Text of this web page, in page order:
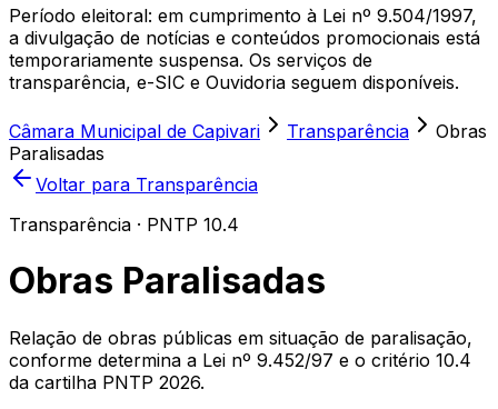
Período eleitoral: em cumprimento à Lei nº 9.504/1997,
a divulgação de notícias e conteúdos promocionais está
temporariamente suspensa. Os serviços de
transparência, e-SIC e Ouvidoria seguem disponíveis.
Câmara Municipal de Capivari Transparência
Obras
Paralisadas
Voltar para Transparência
Transparência · PNTP 10.4
Obras Paralisadas
Relação de obras públicas em situação de paralisação,
conforme determina a Lei nº 9.452/97 e o critério 10.4
da cartilha PNTP 2026.